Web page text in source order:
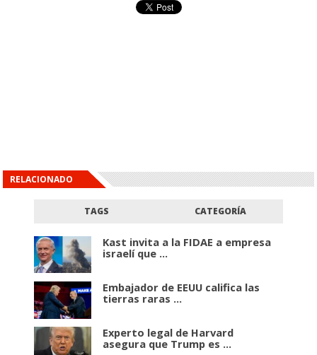
RELACIONADO
TAGS CATEGORÍA
Kast invita a la FIDAE a empresa
israelí que ...
Embajador de EEUU califica las
tierras raras ...
Experto legal de Harvard
asegura que Trump es ...